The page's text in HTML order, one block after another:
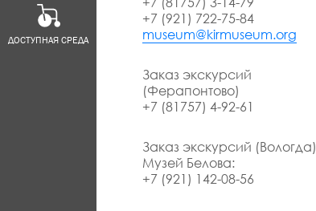
ДОСТУПНАЯ СРЕДА
+7 (921) 722-75-84
museum@kirmuseum.org
Заказ экскурсий
(Ферапонтово)
+7 (81757) 4-92-61
Заказ экскурсий (Вологда)
Музей Белова:
+7 (921) 142-08-56